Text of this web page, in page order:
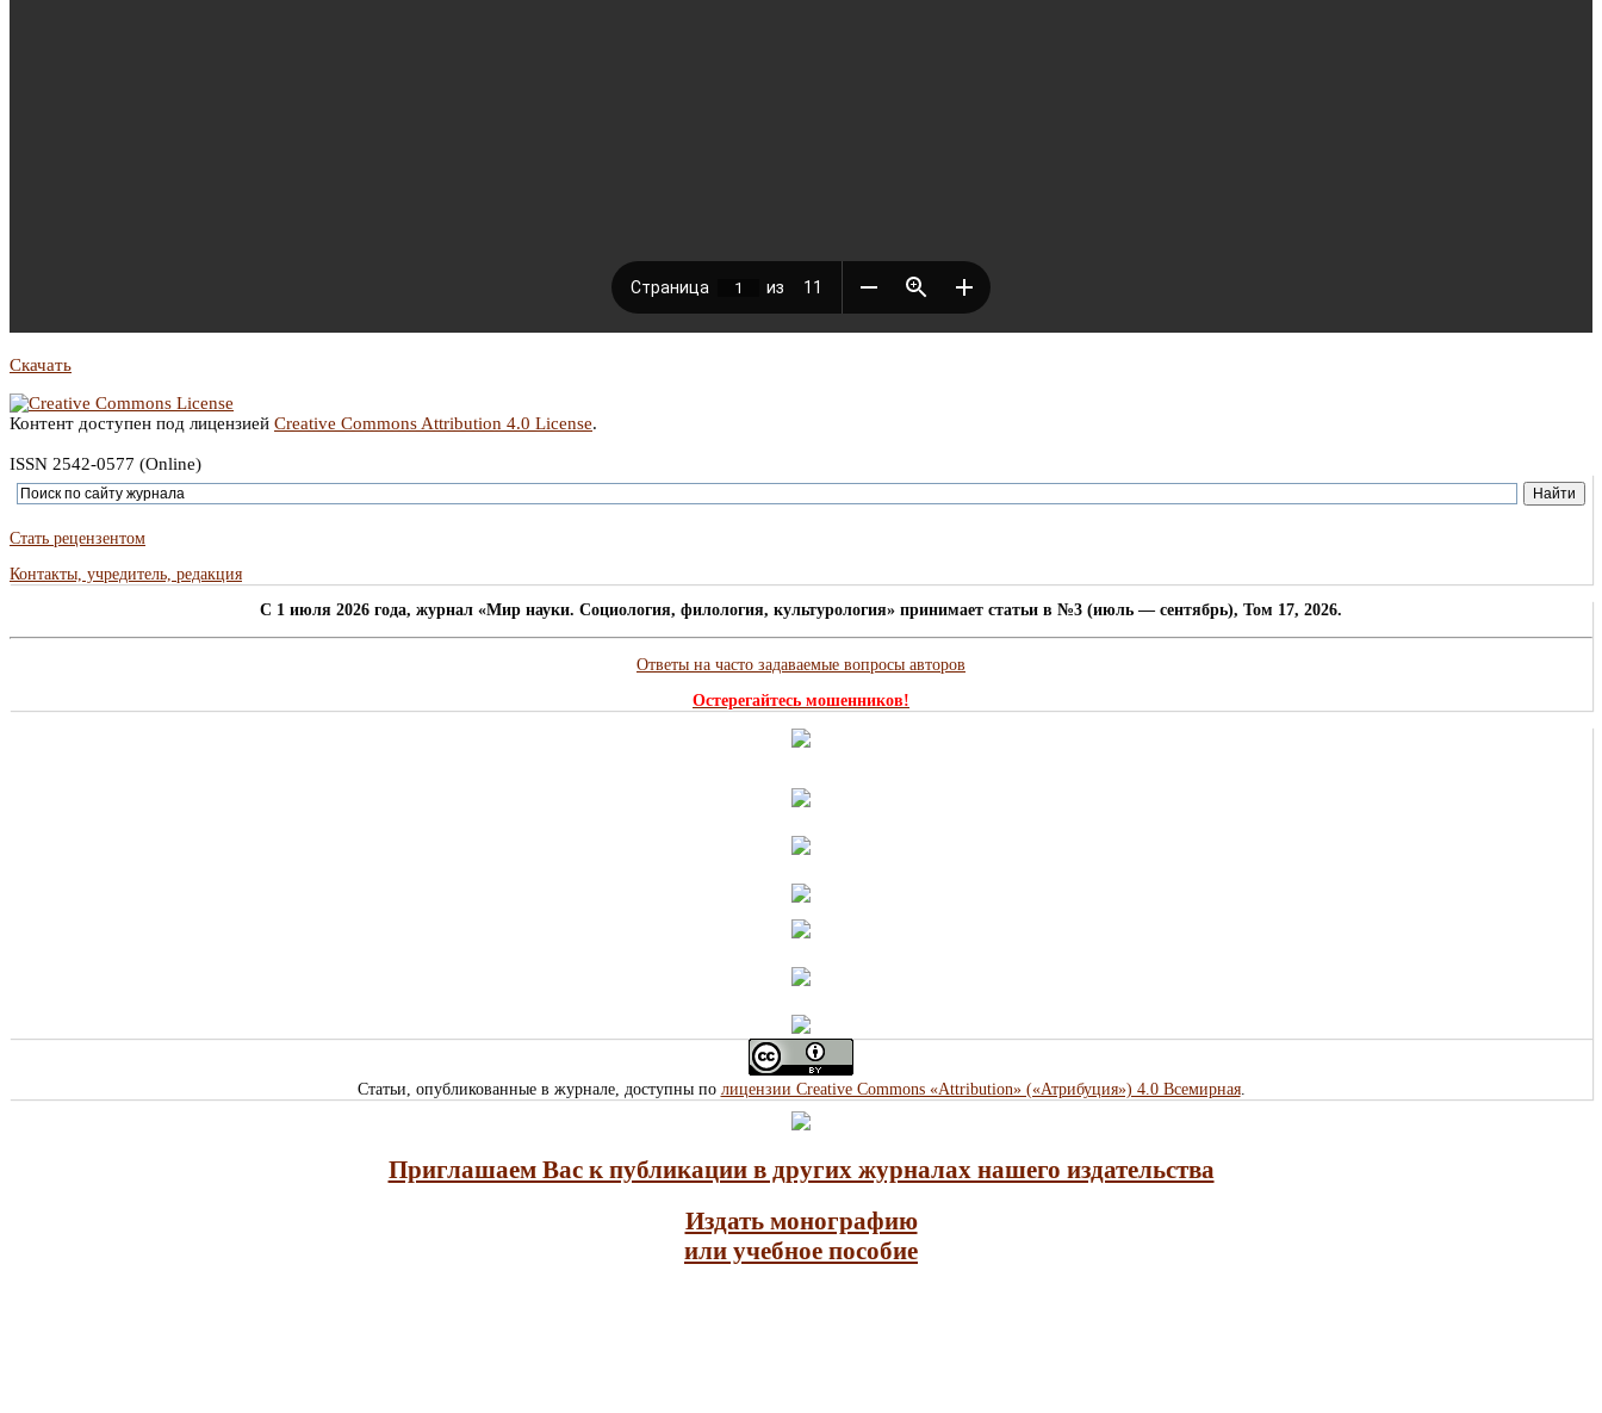
Скачать
Контент доступен под лицензией Creative Commons Attribution 4.0 License.
ISSN 2542-0577 (Online)
Стать рецензентом
Контакты, учредитель, редакция
C 1 июля 2026 года, журнал «Мир науки. Социология, филология, культурология» принимает статьи в №3 (июль — сентябрь), Том 17, 2026.
Ответы на часто задаваемые вопросы авторов
Остерегайтесь мошенников!
Статьи, опубликованные в журнале, доступны по лицензии Creative Commons «Attribution» («Атрибуция») 4.0 Всемирная.
Приглашаем Вас к публикации в других журналах нашего издательства
Издать монографию
или учебное пособие